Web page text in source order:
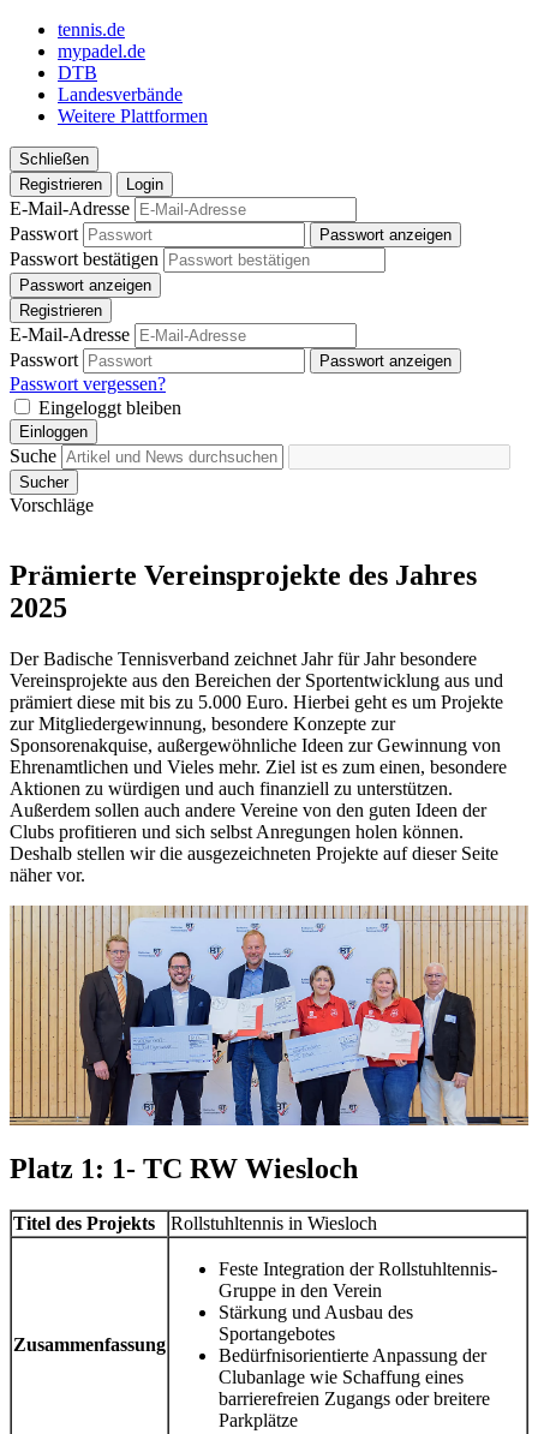
tennis.de
mypadel.de
DTB
Landesverbände
Weitere Plattformen
Schließen
Registrieren
Login
E-Mail-Adresse
Passwort
Passwort anzeigen
Passwort bestätigen
Passwort anzeigen
Registrieren
E-Mail-Adresse
Passwort
Passwort anzeigen
Passwort vergessen?
Eingeloggt bleiben
Einloggen
Suche
Sucher
Vorschläge
Prämierte Vereinsprojekte des Jahres
2025
Der Badische Tennisverband zeichnet Jahr für Jahr besondere
Vereinsprojekte aus den Bereichen der Sportentwicklung aus und
prämiert diese mit bis zu 5.000 Euro. Hierbei geht es um Projekte
zur Mitgliedergewinnung, besondere Konzepte zur
Sponsorenakquise, außergewöhnliche Ideen zur Gewinnung von
Ehrenamtlichen und Vieles mehr. Ziel ist es zum einen, besondere
Aktionen zu würdigen und auch finanziell zu unterstützen.
Außerdem sollen auch andere Vereine von den guten Ideen der
Clubs profitieren und sich selbst Anregungen holen können.
Deshalb stellen wir die ausgezeichneten Projekte auf dieser Seite
näher vor.
Platz 1: 1- TC RW Wiesloch
Titel des Projekts Rollstuhltennis in Wiesloch
Zusammenfassung
Feste Integration der Rollstuhltennis-
Gruppe in den Verein
Stärkung und Ausbau des
Sportangebotes
Bedürfnisorientierte Anpassung der
Clubanlage wie Schaffung eines
barrierefreien Zugangs oder breitere
Parkplätze